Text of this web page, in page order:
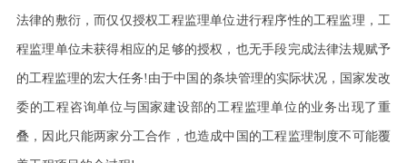
法律的敷衍，而仅仅授权工程监理单位进行程序性的工程监理，工
程监理单位未获得相应的足够的授权，也无手段完成法律法规赋予
的工程监理的宏大任务! 由于中国的条块管理的实际状况，国家发改
委的工程咨询单位与国家建设部的工程监理单位的业务出现了重
叠，因此只能两家分工合作，也造成中国的工程监理制度不可能覆